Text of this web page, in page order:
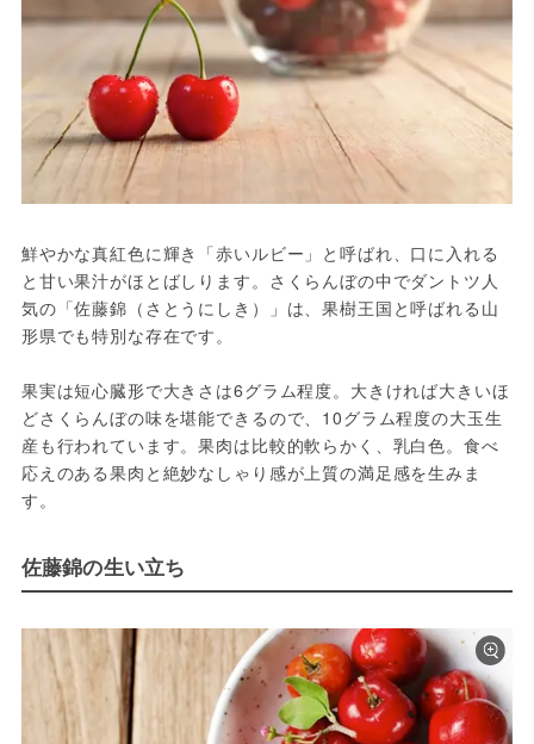
鮮やかな真紅色に輝き「赤いルビー」と呼ばれ、口に入れる
と甘い果汁がほとばしります。さくらんぼの中でダントツ人
気の「佐藤錦（さとうにしき）」は、果樹王国と呼ばれる山
形県でも特別な存在です。
果実は短心臓形で大きさは6グラム程度。大きければ大きいほ
どさくらんぼの味を堪能できるので、10グラム程度の大玉生
産も行われています。果肉は比較的軟らかく、乳白色。食べ
応えのある果肉と絶妙なしゃり感が上質の満足感を生みま
す。
佐藤錦の生い立ち